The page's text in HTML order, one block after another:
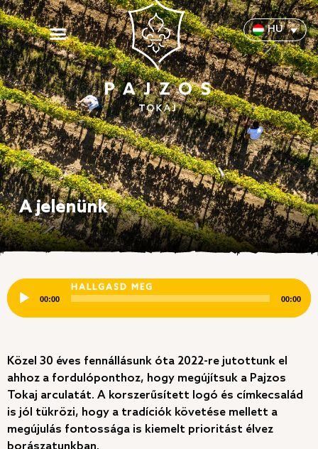
HU
A jelenünk
HALLGASD MEG
Audió
lejátszó00:00 00:00
Közel 30 éves fennállásunk óta 2022-re jutottunk el
ahhoz a fordulóponthoz, hogy megújítsuk a Pajzos
Tokaj arculatát. A korszerűsített logó és címkecsalád
is jól tükrözi, hogy a tradíciók követése mellett a
megújulás fontossága is kiemelt prioritást élvez